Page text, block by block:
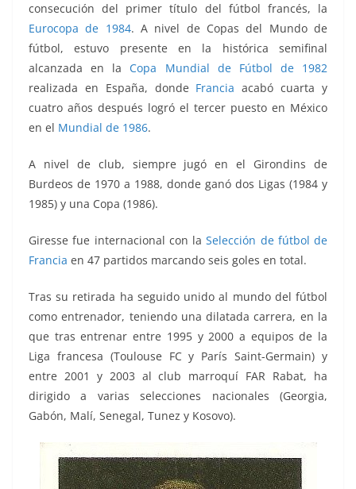
consecución del primer título del fútbol francés, la
Eurocopa de 1984. A nivel de Copas del Mundo de
fútbol, estuvo presente en la histórica semifinal
alcanzada en la Copa Mundial de Fútbol de 1982
realizada en España, donde Francia acabó cuarta y
cuatro años después logró el tercer puesto en México
en el Mundial de 1986.
A nivel de club, siempre jugó en el Girondins de
Burdeos de 1970 a 1988, donde ganó dos Ligas (1984 y
1985) y una Copa (1986).
Giresse fue internacional con laSelección de fútbol de
Francia en 47 partidos marcando seis goles en total.
Tras su retirada ha seguido unido al mundo del fútbol
como entrenador, teniendo una dilatada carrera, en la
que tras entrenar entre 1995 y 2000 a equipos de la
Liga francesa (Toulouse FC y París Saint-Germain) y
entre 2001 y 2003 al club marroquí FAR Rabat, ha
dirigido a varias selecciones nacionales (Georgia,
Gabón, Malí, Senegal, Tunez y Kosovo).